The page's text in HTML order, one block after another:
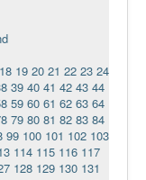
18 19 20 21 22 23 24
39 40 41 42 43 44
59 60 61 62 63 64
79 80 81 82 83 84
99 100 101 102 103
114 115 116 117
128 129 130 131